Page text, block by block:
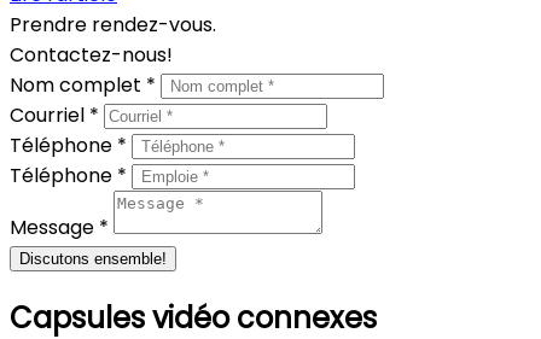
Prendre rendez-vous.
Contactez-nous!
Nom complet *
Courriel *
Téléphone *
Téléphone *
Message *
Discutons ensemble!
Capsules vidéo connexes